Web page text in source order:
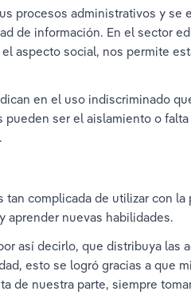
procesos administrativos y se
de información. En el sector
aspecto social, nos permite
en el uso indiscriminado
ser el aislamiento o
complicada de utilizar con
aprender nuevas habilidades.
así decirlo, que distribuya las
esto se logró gracias a que
de nuestra parte, siempre